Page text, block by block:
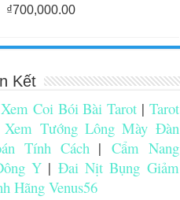
₫700,000.00
Kết
Coi Bói Bài Tarot | Tarot
Xem Tướng Lông Mày Đàn
Tính Cách| Cẩm Nang
Y|Đai Nịt Bụng Giảm
Hãng Venus56